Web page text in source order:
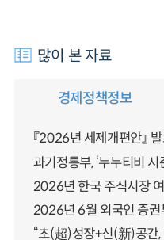
많이 본 자료
경제정책정보
『2026년 세제개편안』
과기정통부, ‘누누티비
2026년 한국 주식시장
2026년 6월 외국인 증권
“초(超)성장+신(新)공간,